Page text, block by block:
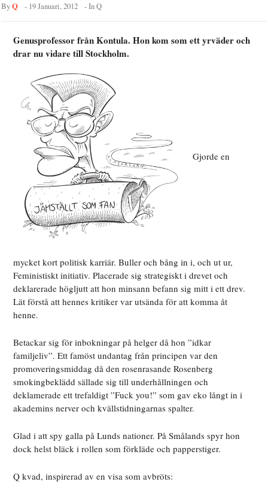
ByQ - 19 Januari, 2012 - InQ
Genusprofessor från Kontula. Hon kom som ett yrväder och
drar nu vidare till Stockholm.
Gjorde en
mycket kort politisk karriär. Buller och bång in i, och ut ur,
Feministiskt initiativ. Placerade sig strategiskt i drevet och
deklarerade högljutt att hon minsann befann sig mitt i ett drev.
Lät förstå att hennes kritiker var utsända för att komma åt
henne.
Betackar sig för inbokningar på helger då hon ”idkar
familjeliv”. Ett famöst undantag från principen var den
promoveringsmiddag då den rosenrasande Rosenberg
smokingbeklädd sällade sig till underhållningen och
deklamerade ett trefaldigt ”Fuck you!” som gav eko långt in i
akademins nerver och kvällstidningarnas spalter.
Glad i att spy galla på Lunds nationer. På Smålands spyr hon
dock helst bläck i rollen som förkläde och papperstiger.
Q kvad, inspirerad av en visa som avbröts: